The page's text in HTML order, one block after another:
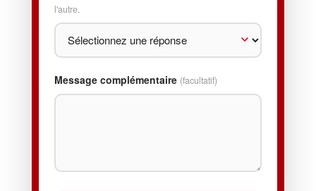
l'autre.
Message complémentaire (facultatif)